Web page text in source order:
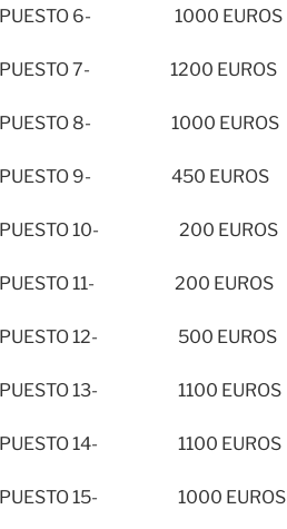
PUESTO 6- 1000 EUROS
PUESTO 7- 1200 EUROS
PUESTO 8- 1000 EUROS
PUESTO 9- 450 EUROS
PUESTO 10- 200 EUROS
PUESTO 11- 200 EUROS
PUESTO 12- 500 EUROS
PUESTO 13- 1100 EUROS
PUESTO 14- 1100 EUROS
PUESTO 15- 1000 EUROS